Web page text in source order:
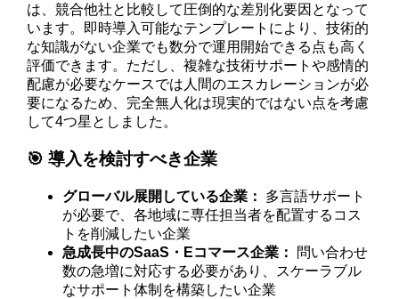
は、競合他社と比較して圧倒的な差別化要因となって
います。即時導入可能なテンプレートにより、技術的
な知識がない企業でも数分で運用開始できる点も高く
評価できます。ただし、複雑な技術サポートや感情的
配慮が必要なケースでは人間のエスカレーションが必
要になるため、完全無人化は現実的ではない点を考慮
して4つ星としました。
🎯 導入を検討すべき企業
グローバル展開している企業：
多言語サポート
が必要で、各地域に専任担当者を配置するコス
トを削減したい企業
急成長中のSaaS・Eコマース企業：
問い合わせ
数の急増に対応する必要があり、スケーラブル
なサポート体制を構築したい企業